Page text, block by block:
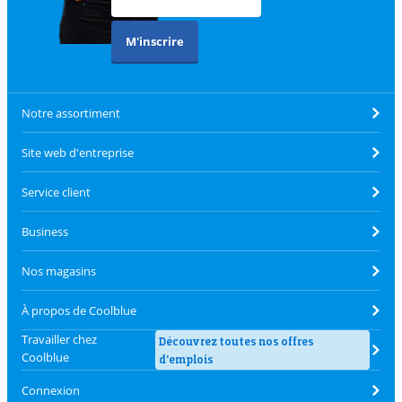
M'inscrire
Notre assortiment
Site web d'entreprise
Service client
Business
Nos magasins
À propos de Coolblue
Travailler chez
Coolblue
Découvrez toutes nos offres
d'emplois
Connexion